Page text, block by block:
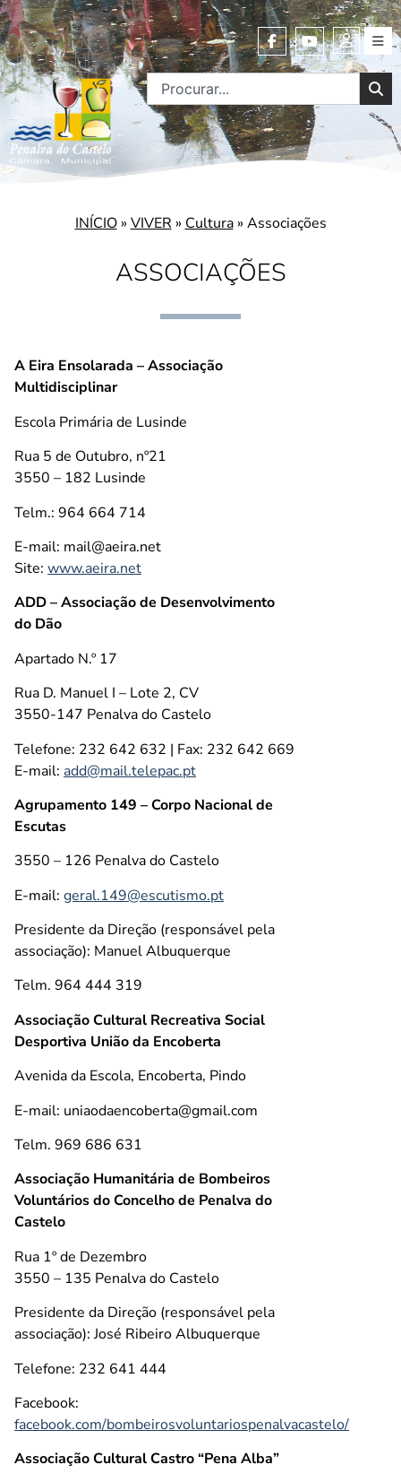
ASSOCIAÇÕES
INÍCIO» VIVER » Cultura» Associações
A Eira Ensolarada – Associação
Multidisciplinar
Escola Primária de Lusinde
Rua 5 de Outubro, nº21
3550 – 182 Lusinde
Telm.: 964 664 714
E-mail: mail@aeira.net
Site: www.aeira.net
ADD – Associação de Desenvolvimento
do Dão
Apartado N.º 17
Rua D. Manuel I – Lote 2, CV
3550-147 Penalva do Castelo
Telefone: 232 642 632 | Fax: 232 642 669
E-mail: add@mail.telepac.pt
Agrupamento 149 – Corpo Nacional de
Escutas
3550 – 126 Penalva do Castelo
E-mail: geral.149@escutismo.pt
Presidente da Direção (responsável pela
associação): Manuel Albuquerque
Telm. 964 444 319
Associação Cultural Recreativa Social
Desportiva União da Encoberta
Avenida da Escola, Encoberta, Pindo
E-mail: uniaodaencoberta@gmail.com
Telm. 969 686 631
Associação Humanitária de Bombeiros
Voluntários do Concelho de Penalva do
Castelo
Rua 1º de Dezembro
3550 – 135 Penalva do Castelo
Presidente da Direção (responsável pela
associação): José Ribeiro Albuquerque
Telefone: 232 641 444
Facebook:
facebook.com/bombeirosvoluntariospenalvacastelo/
Associação Cultural Castro “Pena Alba”